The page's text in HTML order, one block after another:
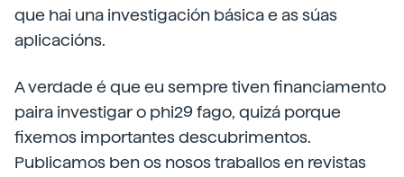
que hai una investigación básica e as súas
aplicacións.
A verdade é que eu sempre tiven financiamento
paira investigar o phi29 fago, quizá porque
fixemos importantes descubrimentos.
Publicamos ben os nosos traballos en revistas